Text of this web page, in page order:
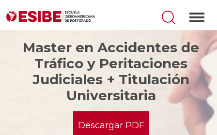
Master en Accidentes de
Tráfico y Peritaciones
Judiciales + Titulación
Universitaria
Descargar PDF